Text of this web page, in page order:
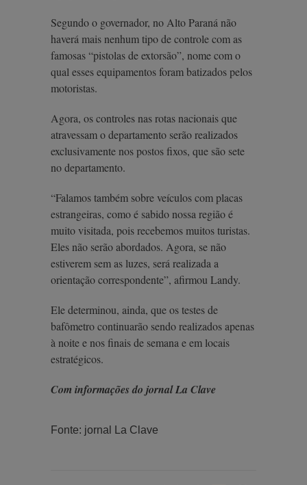
Segundo o governador, no Alto Paraná não
haverá mais nenhum tipo de controle com as
famosas “pistolas de extorsão”, nome com o
qual esses equipamentos foram batizados pelos
motoristas.
Agora, os controles nas rotas nacionais que
atravessam o departamento serão realizados
exclusivamente nos postos fixos, que são sete
no departamento.
“Falamos também sobre veículos com placas
estrangeiras, como é sabido nossa região é
muito visitada, pois recebemos muitos turistas.
Eles não serão abordados. Agora, se não
estiverem sem as luzes, será realizada a
orientação correspondente”, afirmou Landy.
Ele determinou, ainda, que os testes de
bafômetro continuarão sendo realizados apenas
à noite e nos finais de semana e em locais
estratégicos.
Com informações do jornal La Clave
Fonte: jornal La Clave